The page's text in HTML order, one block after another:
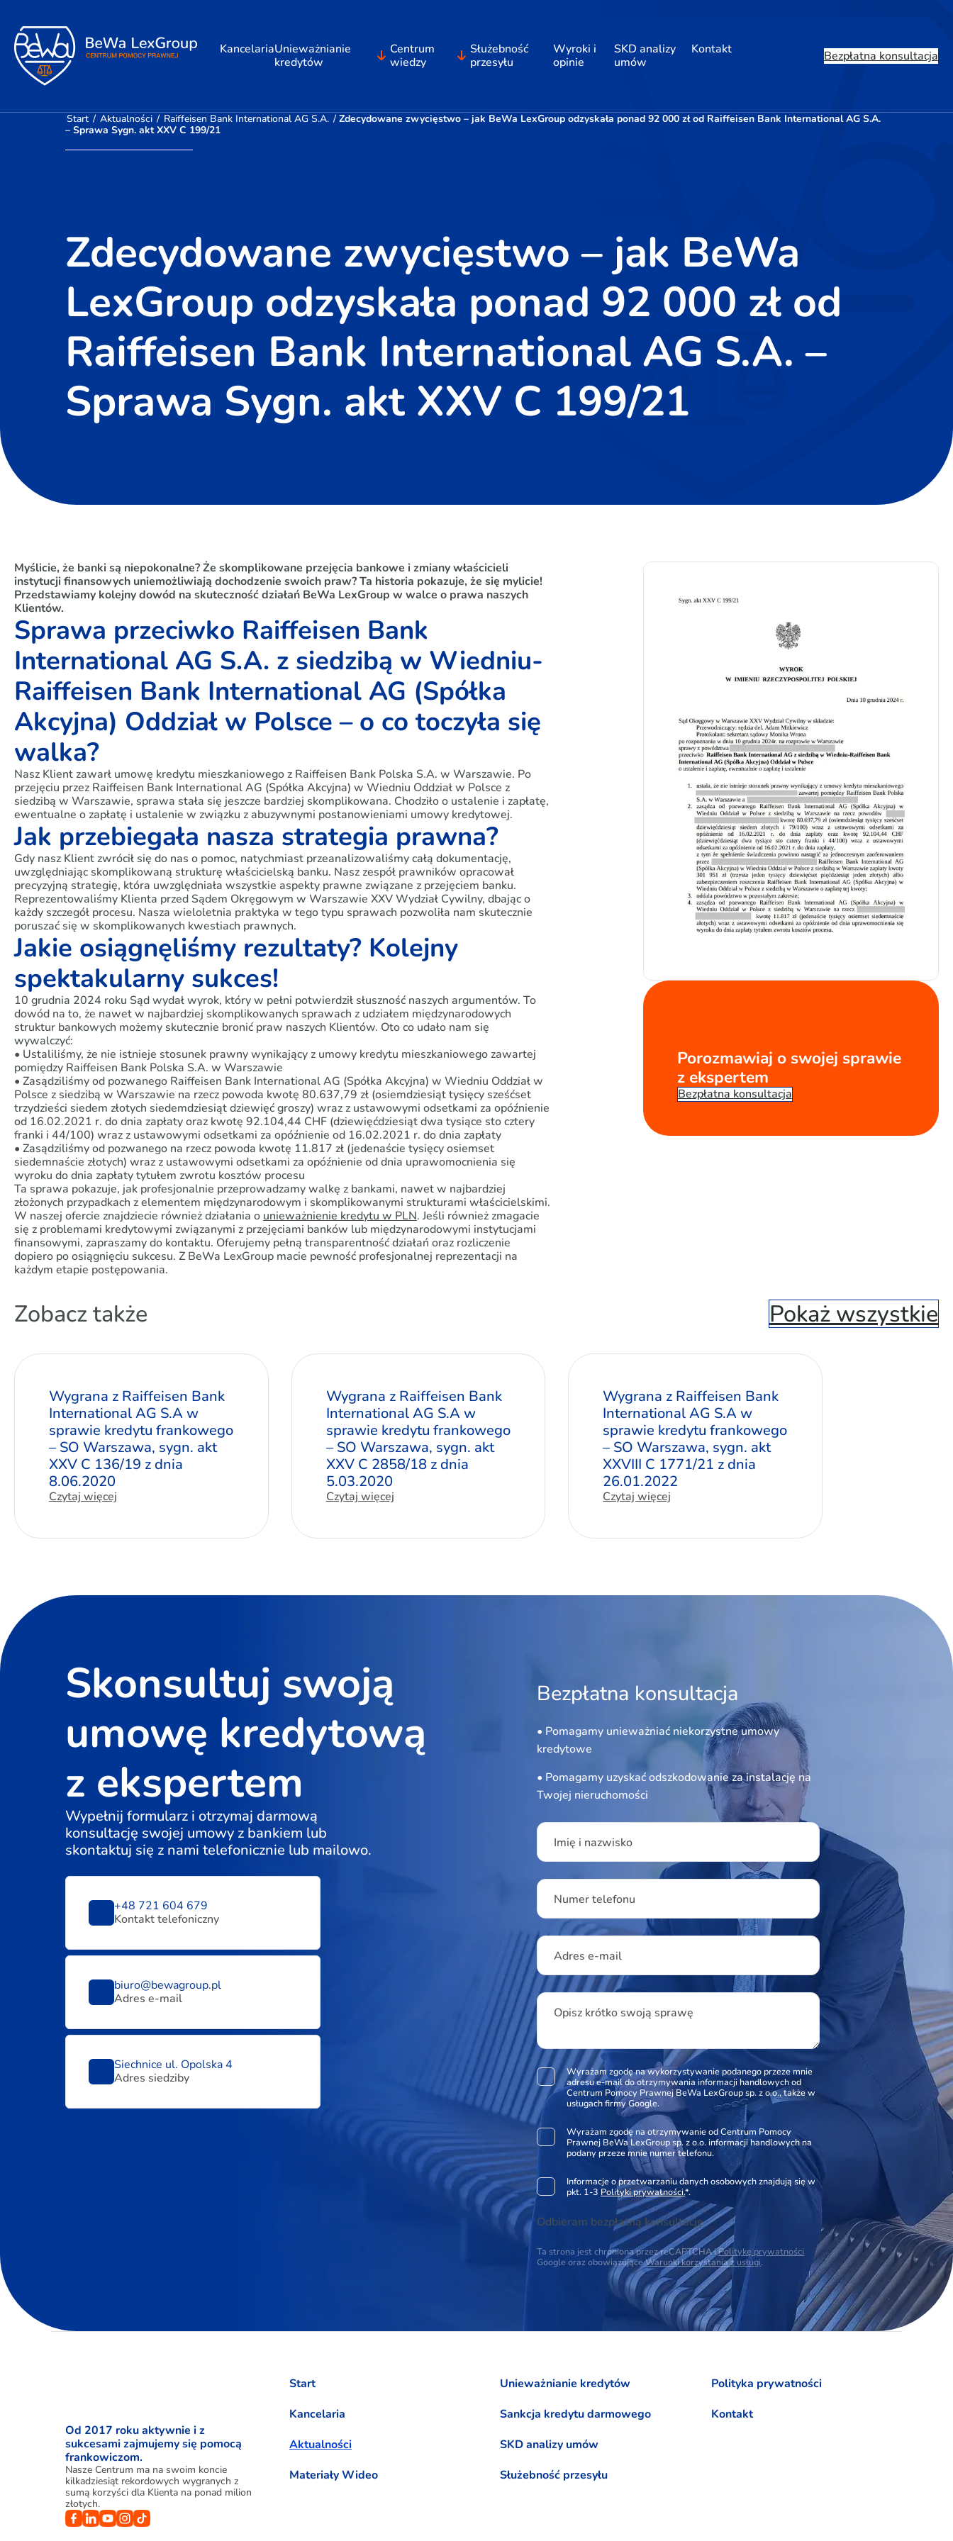
KancelariaUnieważnianie
kredytów
Centrum
wiedzy
Służebność
przesyłu
Wyroki i
opinie
SKD analizy
umów
Kontakt Bezpłatna konsultacja
Start / Aktualności / Raiffeisen Bank International AG S.A. / Zdecydowane zwycięstwo – jak BeWa LexGroup odzyskała ponad 92 000 zł od Raiffeisen Bank International AG S.A.
– Sprawa Sygn. akt XXV C 199/21
Zdecydowane zwycięstwo – jak BeWa
LexGroup odzyskała ponad 92 000 zł od
Raiffeisen Bank International AG S.A. –
Sprawa Sygn. akt XXV C 199/21
Myślicie, że banki są niepokonalne? Że skomplikowane przejęcia bankowe i zmiany właścicieli
instytucji finansowych uniemożliwiają dochodzenie swoich praw? Ta historia pokazuje, że się mylicie!
Przedstawiamy kolejny dowód na skuteczność działań BeWa LexGroup w walce o prawa naszych
Klientów.
Sprawa przeciwko Raiffeisen Bank
International AG S.A. z siedzibą w Wiedniu-
Raiffeisen Bank International AG (Spółka
Akcyjna) Oddział w Polsce – o co toczyła się
walka?
Nasz Klient zawarł umowę kredytu mieszkaniowego z Raiffeisen Bank Polska S.A. w Warszawie. Po
przejęciu przez Raiffeisen Bank International AG (Spółka Akcyjna) w Wiedniu Oddział w Polsce z
siedzibą w Warszawie, sprawa stała się jeszcze bardziej skomplikowana. Chodziło o ustalenie i zapłatę,
ewentualne o zapłatę i ustalenie w związku z abuzywnymi postanowieniami umowy kredytowej.
Jak przebiegała nasza strategia prawna?
Gdy nasz Klient zwrócił się do nas o pomoc, natychmiast przeanalizowaliśmy całą dokumentację,
uwzględniając skomplikowaną strukturę właścicielską banku. Nasz zespół prawników opracował
precyzyjną strategię, która uwzględniała wszystkie aspekty prawne związane z przejęciem banku.
Reprezentowaliśmy Klienta przed Sądem Okręgowym w Warszawie XXV Wydział Cywilny, dbając o
każdy szczegół procesu. Nasza wieloletnia praktyka w tego typu sprawach pozwoliła nam skutecznie
poruszać się w skomplikowanych kwestiach prawnych.
Jakie osiągnęliśmy rezultaty? Kolejny
spektakularny sukces!
10 grudnia 2024 roku Sąd wydał wyrok, który w pełni potwierdził słuszność naszych argumentów. To
dowód na to, że nawet w najbardziej skomplikowanych sprawach z udziałem międzynarodowych
struktur bankowych możemy skutecznie bronić praw naszych Klientów. Oto co udało nam się
wywalczyć:
• Ustaliliśmy, że nie istnieje stosunek prawny wynikający z umowy kredytu mieszkaniowego zawartej
pomiędzy Raiffeisen Bank Polska S.A. w Warszawie
• Zasądziliśmy od pozwanego Raiffeisen Bank International AG (Spółka Akcyjna) w Wiedniu Oddział w
Polsce z siedzibą w Warszawie na rzecz powoda kwotę 80.637,79 zł (osiemdziesiąt tysięcy sześćset
trzydzieści siedem złotych siedemdziesiąt dziewięć groszy) wraz z ustawowymi odsetkami za opóźnienie
od 16.02.2021 r. do dnia zapłaty oraz kwotę 92.104,44 CHF (dziewięćdziesiąt dwa tysiące sto cztery
franki i 44/100) wraz z ustawowymi odsetkami za opóźnienie od 16.02.2021 r. do dnia zapłaty
• Zasądziliśmy od pozwanego na rzecz powoda kwotę 11.817 zł (jedenaście tysięcy osiemset
siedemnaście złotych) wraz z ustawowymi odsetkami za opóźnienie od dnia uprawomocnienia się
wyroku do dnia zapłaty tytułem zwrotu kosztów procesu
Ta sprawa pokazuje, jak profesjonalnie przeprowadzamy walkę z bankami, nawet w najbardziej
złożonych przypadkach z elementem międzynarodowym i skomplikowanymi strukturami właścicielskimi.
W naszej ofercie znajdziecie również działania o unieważnienie kredytu w PLN. Jeśli również zmagacie
się z problemami kredytowymi związanymi z przejęciami banków lub międzynarodowymi instytucjami
finansowymi, zapraszamy do kontaktu. Oferujemy pełną transparentność działań oraz rozliczenie
dopiero po osiągnięciu sukcesu. Z BeWa LexGroup macie pewność profesjonalnej reprezentacji na
każdym etapie postępowania.
Porozmawiaj o swojej sprawie
z ekspertem
Bezpłatna konsultacja
Zobacz także Pokaż wszystkie
Wygrana z Raiffeisen Bank
International AG S.A w
sprawie kredytu frankowego
– SO Warszawa, sygn. akt
XXV C 136/19 z dnia
8.06.2020
Czytaj więcej
Wygrana z Raiffeisen Bank
International AG S.A w
sprawie kredytu frankowego
– SO Warszawa, sygn. akt
XXV C 2858/18 z dnia
5.03.2020
Czytaj więcej
Wygrana z Raiffeisen Bank
International AG S.A w
sprawie kredytu frankowego
– SO Warszawa, sygn. akt
XXVIII C 1771/21 z dnia
26.01.2022
Czytaj więcej
Skonsultuj swoją
umowę kredytową
z ekspertem
Wypełnij formularz i otrzymaj darmową
konsultację swojej umowy z bankiem lub
skontaktuj się z nami telefonicznie lub mailowo.
+48 721 604 679
Kontakt telefoniczny
biuro@bewagroup.pl
Adres e-mail
Siechnice ul. Opolska 4
Adres siedziby
Bezpłatna konsultacja
• Pomagamy unieważniać niekorzystne umowy
kredytowe
• Pomagamy uzyskać odszkodowanie za instalację na
Twojej nieruchomości
Please leave this field empty.
Imię i nazwisko
Numer telefonu
Adres e-mail
Opisz krótko swoją sprawę
Wyrażam zgodę na wykorzystywanie podanego przeze mnie
adresu e-mail do otrzymywania informacji handlowych od
Centrum Pomocy Prawnej BeWa LexGroup sp. z o.o., także w
usługach firmy Google.
Wyrażam zgodę na otrzymywanie od Centrum Pomocy
Prawnej BeWa LexGroup sp. z o.o. informacji handlowych na
podany przeze mnie numer telefonu.
Informacje o przetwarzaniu danych osobowych znajdują się w
pkt. 1-3 Polityki prywatności.*.
Odbieram bezpłatną konsultację
Ta strona jest chroniona przez reCAPTCHA iPolitykę prywatności
Google oraz obowiązująceWarunki korzystania z usługi.
Od 2017 roku aktywnie i z
sukcesami zajmujemy się pomocą
frankowiczom.
Nasze Centrum ma na swoim koncie
kilkadziesiąt rekordowych wygranych z
sumą korzyści dla Klienta na ponad milion
złotych.
Start
Kancelaria
Aktualności
Materiały Wideo
Unieważnianie kredytów
Sankcja kredytu darmowego
SKD analizy umów
Służebność przesyłu
Polityka prywatności
Kontakt